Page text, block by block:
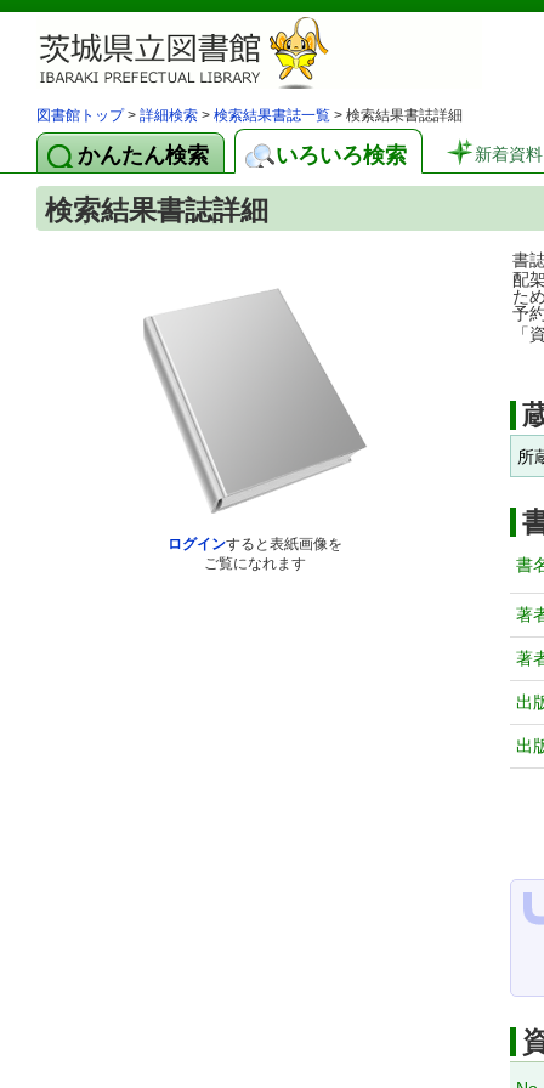
図書館トップ> 詳細検索 > 検索結果書誌一覧 > 検索結果書誌詳細
かんたん検索 いろいろ検索 新着資料
検索結果書誌詳細
ログインすると表紙画像を
ご覧になれます
書
配
た
予
「
所
書
著
著
出
出